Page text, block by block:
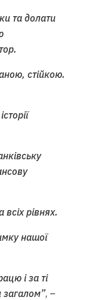
та долати
стійкою.
рівнях.
нашої
і за ті
загалом”, –